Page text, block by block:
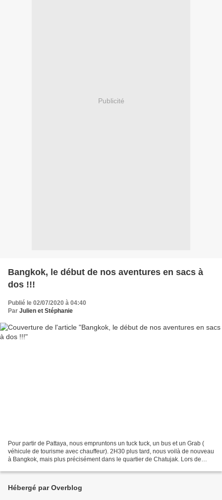
Publicité
Bangkok, le début de nos aventures en sacs à
dos !!!
Publié le 02/07/2020 à 04:40
Par Julien et Stéphanie
Pour partir de Pattaya, nous empruntons un tuck tuck, un bus et un Grab (
véhicule de tourisme avec chauffeur). 2H30 plus tard, nous voilà de nouveau
à Bangkok, mais plus précisément dans le quartier de Chatujak. Lors de
Hébergé par Overblog